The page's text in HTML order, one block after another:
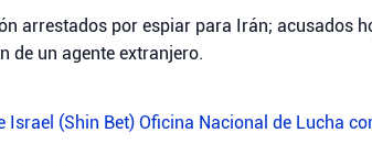
arrestados por espiar para Irán; acusados
de un agente extranjero.
Israel (Shin Bet) Oficina Nacional de Lucha